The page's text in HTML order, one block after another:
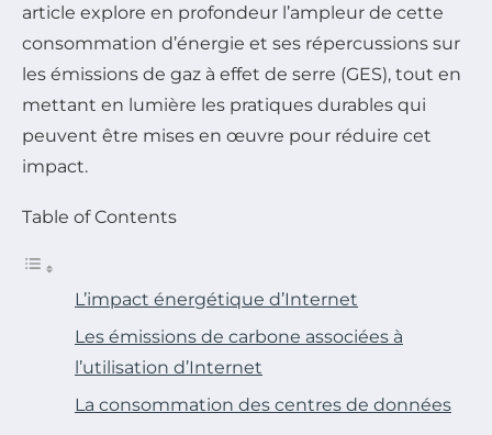
article explore en profondeur l’ampleur de cette
consommation d’énergie et ses répercussions sur
les émissions de gaz à effet de serre (GES), tout en
mettant en lumière les pratiques durables qui
peuvent être mises en œuvre pour réduire cet
impact.
Table of Contents
L’impact énergétique d’Internet
Les émissions de carbone associées à
l’utilisation d’Internet
La consommation des centres de données